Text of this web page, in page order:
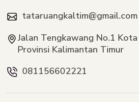
tataruangkaltim@gmail.com
Jalan Tengkawang No.1 Kota
Provinsi Kalimantan Timur
081156602221